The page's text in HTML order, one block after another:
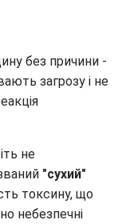
без причини -
загрозу і не
не
"сухий"
токсину, що
небезпечні